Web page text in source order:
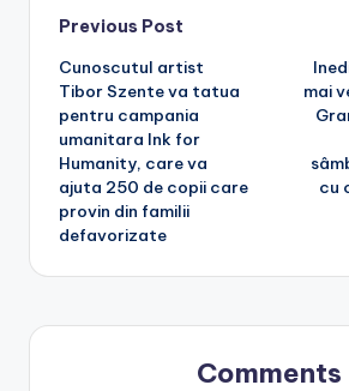
Post
navigation
Previous Post
Cunoscutul artist
Tibor Szente va tatua
pentru campania
umanitara Ink for
Humanity, care va
ajuta 250 de copii care
provin din familii
defavorizate
mai
cu
Comments